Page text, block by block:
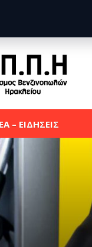
– ΕΙΔΗΣΕΙΣ